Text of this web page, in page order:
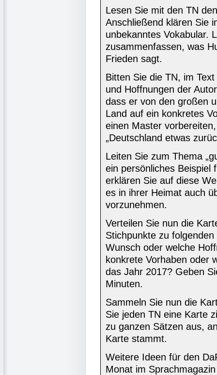
Lesen Sie mit den TN
Anschließend klären Sie
unbekanntes Vokabular.
zusammenfassen, was
Frieden sagt.
Bitten Sie die TN, im
und Hoffnungen der
dass er von den großen
Land auf ein konkretes
einen Master
„Deutschland etwas
Leiten Sie zum Thema
ein persönliches Beispiel
erklären Sie auf diese
es in ihrer Heimat auch
vorzunehmen.
Verteilen Sie nun die
Stichpunkte zu
Wunsch oder welche
konkrete Vorhaben oder
das Jahr 2017? Geben
Minuten.
Sammeln Sie nun die
Sie jeden TN eine Karte
zu ganzen Sätzen aus,
Karte stammt.
Weitere Ideen für den
Monat im